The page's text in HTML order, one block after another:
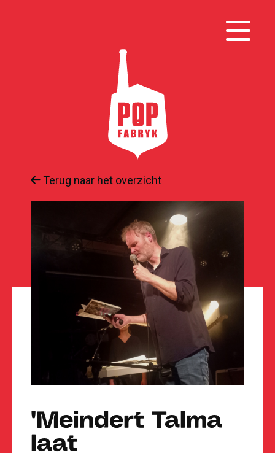
Terug naar het overzicht
'Meindert Talma
laat